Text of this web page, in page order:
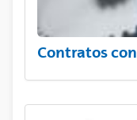
Contratos